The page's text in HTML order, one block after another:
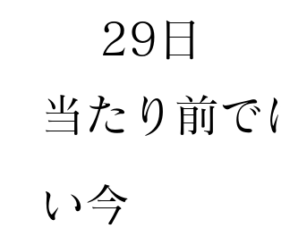
29日
当たり前で
い今